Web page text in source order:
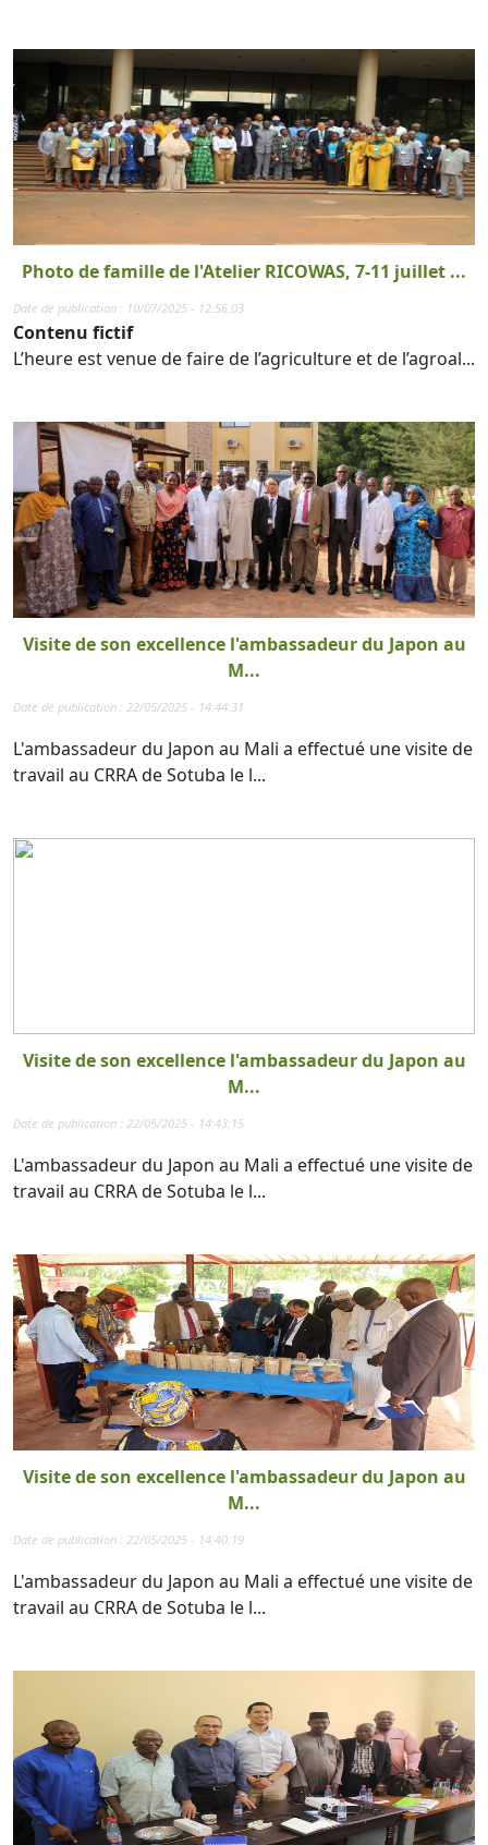
Photo de famille de l'Atelier RICOWAS, 7-11 juillet ...
Date de publication : 10/07/2025 - 12:56:03
Contenu fictif
L’heure est venue de faire de l’agriculture et de l’agroal...
Visite de son excellence l'ambassadeur du Japon au
M...
Date de publication : 22/05/2025 - 14:44:31
L'ambassadeur du Japon au Mali a effectué une visite de
travail au CRRA de Sotuba le l...
Visite de son excellence l'ambassadeur du Japon au
M...
Date de publication : 22/05/2025 - 14:43:15
L'ambassadeur du Japon au Mali a effectué une visite de
travail au CRRA de Sotuba le l...
Visite de son excellence l'ambassadeur du Japon au
M...
Date de publication : 22/05/2025 - 14:40:19
L'ambassadeur du Japon au Mali a effectué une visite de
travail au CRRA de Sotuba le l...